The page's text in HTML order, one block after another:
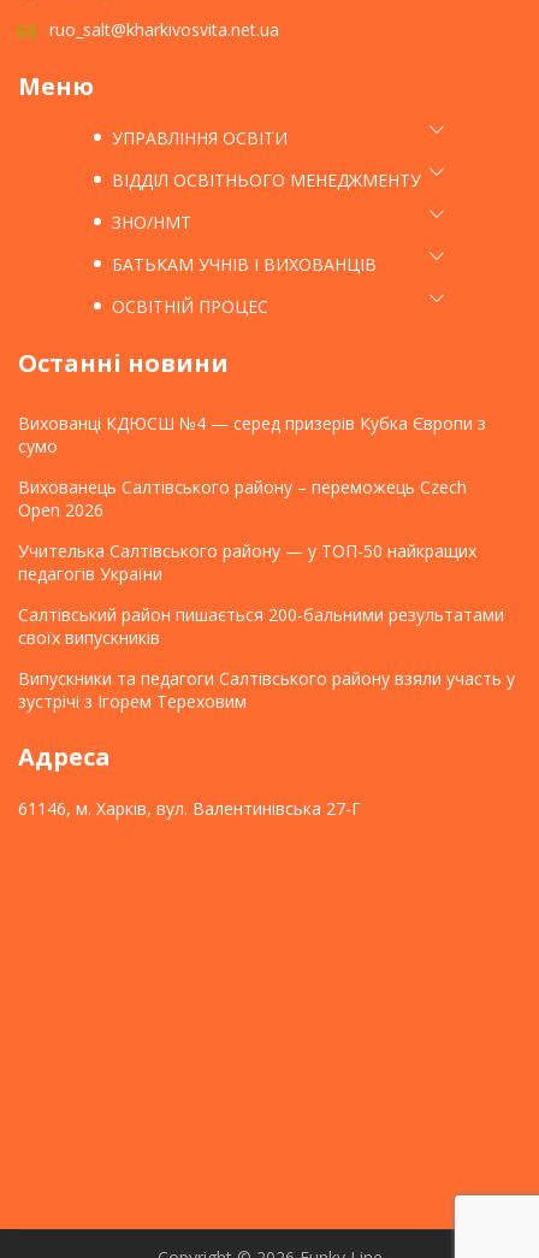
ruo_salt@kharkivosvita.net.ua
Меню
УПРАВЛІННЯ ОСВІТИ
ВІДДІЛ ОСВІТНЬОГО МЕНЕДЖМЕНТУ
ЗНО/НМТ
БАТЬКАМ УЧНІВ І ВИХОВАНЦІВ
ОСВІТНІЙ ПРОЦЕС
Останні новини
Вихованці КДЮСШ №4 — серед призерів Кубка Європи з
сумо
Вихованець Салтівського району – переможець Czech
Open 2026
Учителька Салтівського району — у ТОП-50 найкращих
педагогів України
Салтівський район пишається 200-бальними результатами
своїх випускників
Випускники та педагоги Салтівського району взяли участь у
зустрічі з Ігорем Тереховим
Адреса
61146, м. Харків, вул. Валентинівська 27-Г